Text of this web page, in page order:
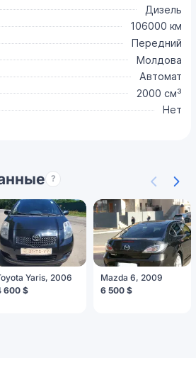
Дизель
106000 км
Передний
Молдова
Автомат
2000 см³
Нет
?
Yaris, 2006
600 $
Mazda 6, 2009
6 500 $